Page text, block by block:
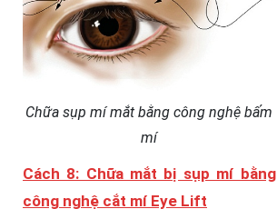
Chữa sụp mí mắt bằng công nghệ bấm
mí
Cách 8: Chữa mắt bị sụp mí bằng
công nghệ cắt mí Eye Lift